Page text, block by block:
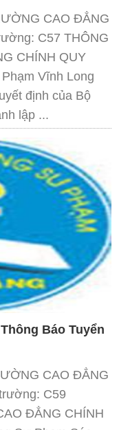
CAO ĐẲNG
C57 THÔNG
CHÍNH QUY
Vĩnh Long
định của Bộ
lập ...
Báo Tuyển
CAO ĐẲNG
C59
ĐẲNG CHÍNH